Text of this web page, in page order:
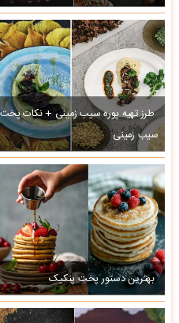
طرز تهیه پوره سیب زمینی + نکات پخت
سیب زمینی
بهترین دستور پخت پنکیک